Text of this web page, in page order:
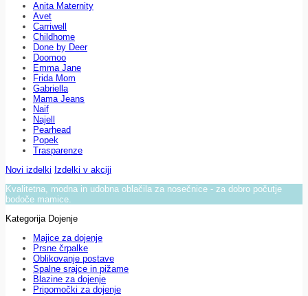
Anita Maternity
Avet
Carriwell
Childhome
Done by Deer
Doomoo
Emma Jane
Frida Mom
Gabriella
Mama Jeans
Naif
Najell
Pearhead
Popek
Trasparenze
Novi izdelki Izdelki v akciji
Kvalitetna, modna in udobna oblačila za nosečnice - za dobro počutje
bodoče mamice.
Kategorija Dojenje
Majice za dojenje
Prsne črpalke
Oblikovanje postave
Spalne srajce in pižame
Blazine za dojenje
Pripomočki za dojenje